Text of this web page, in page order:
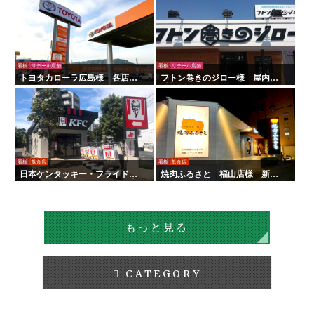
看板 リテール店舗
トヨタカローラ広島様 各店舗
サイン工事
看板 リテール店舗
フトン巻きのジロー様 屋内外
看板・サイン
看板 飲食店
日本ケンタッキー・フライド・
チキン様 全国店舗サイン工事 |
看板 飲食店
焼肉ふるさと 福山店様 新装
サイン工事
もっと見る
CATEGORY